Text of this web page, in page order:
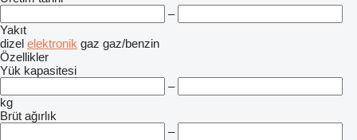
–
Yakıt
dizel elektronik gaz gaz/benzin
Özellikler
Yük kapasitesi
–
kg
Brüt ağırlık
–